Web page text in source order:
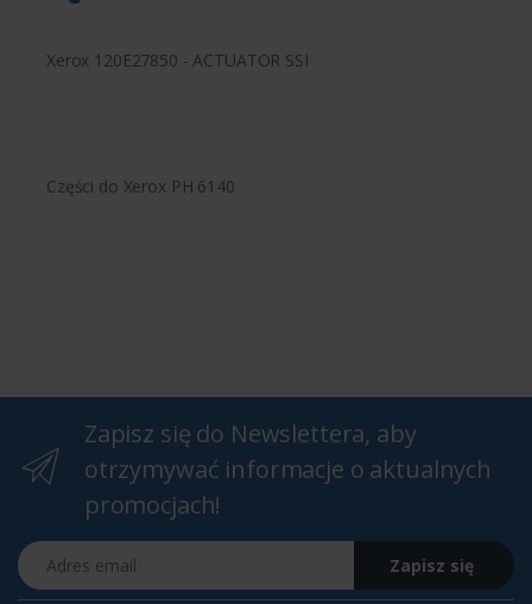
Xerox 120E27850 - ACTUATOR SSI
Części do Xerox PH 6140
Zapisz się do Newslettera, aby
otrzymywać informacje o aktualnych
promocjach!
Adres email
Zapisz się